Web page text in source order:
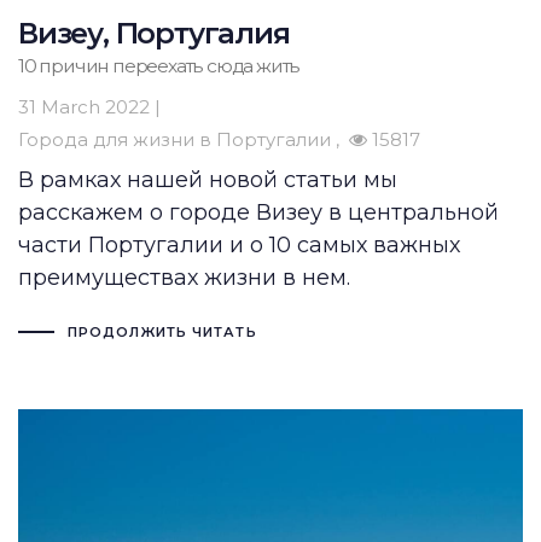
Визеу, Португалия
10 причин переехать сюда жить
31 March 2022 |
Города для жизни в Португалии
15817
В рамках нашей новой статьи мы
расскажем о городе Визеу в центральной
части Португалии и о 10 самых важных
преимуществах жизни в нем.
ПРОДОЛЖИТЬ ЧИТАТЬ